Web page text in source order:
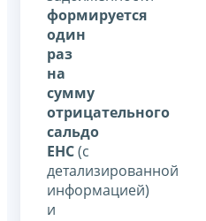
формируется
один
раз
на
сумму
отрицательного
сальдо
ЕНС(с
детализированной
информацией)
и